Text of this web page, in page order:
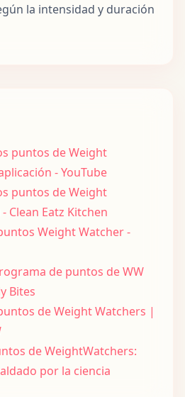
la intensidad y duración
puntos de Weight
- YouTube
puntos de Weight
Clean Eatz Kitchen
Weight Watcher -
de puntos de WW
Bites
de Weight Watchers |
de WeightWatchers:
por la ciencia